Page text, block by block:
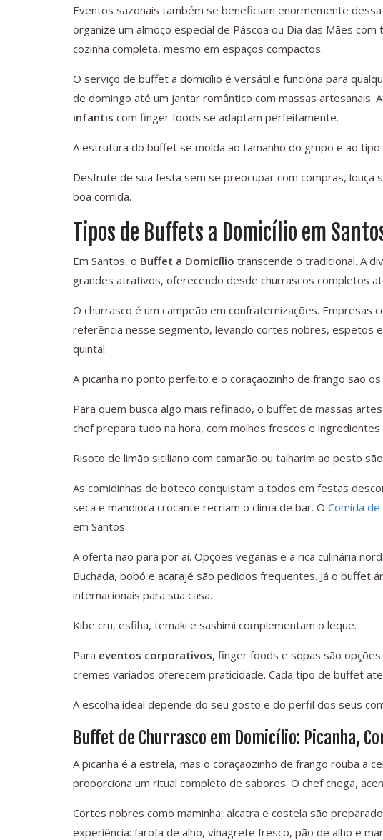
Eventos sazonais também se beneficiam enormemente
organize um almoço especial de Páscoa ou Dia das Mães
cozinha completa, mesmo em espaços compactos.
O serviço de buffet a domicílio é versátil e funciona para
de domingo até um jantar romântico com massas artesanais.
infantis com finger foods se adaptam perfeitamente.
A estrutura do buffet se molda ao tamanho do grupo e ao tipo
Desfrute de sua festa sem se preocupar com compras, louça
boa comida.
Tipos de Buffets a Domicílio em
Em Santos, o Buffet a Domicílio transcende o tradicional. A
grandes atrativos, oferecendo desde churrascos completos
O churrasco é um campeão em confraternizações. Empresas
referência nesse segmento, levando cortes nobres, espetos
quintal.
A picanha no ponto perfeito e o coraçãozinho de frango são
Para quem busca algo mais refinado, o buffet de massas
chef prepara tudo na hora, com molhos frescos e ingredientes
Risoto de limão siciliano com camarão ou talharim ao pesto
As comidinhas de boteco conquistam a todos em festas
seca e mandioca crocante recriam o clima de bar. O Comida
em Santos.
A oferta não para por aí. Opções veganas e a rica culinária
Buchada, bobó e acarajé são pedidos frequentes. Já o buffet
internacionais para sua casa.
Kibe cru, esfiha, temaki e sashimi complementam o leque.
Para eventos corporativos, finger foods e sopas são
cremes variados oferecem praticidade. Cada tipo de buffet
A escolha ideal depende do seu gosto e do perfil dos seus
Buffet de Churrasco em Domicílio: Picanha,
A picanha é a estrela, mas o coraçãozinho de frango rouba a
proporciona um ritual completo de sabores. O chef chega,
Cortes nobres como maminha, alcatra e costela são
experiência: farofa de alho, vinagrete fresco, pão de alho e